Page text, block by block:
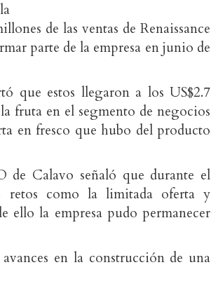
de las ventas de Renaissance
parte de la empresa en junio de
que estos llegaron a los US$2.7
fruta en el segmento de negocios
en fresco que hubo del producto
de Calavo señaló que durante el
retos como la limitada oferta y
ello la empresa pudo permanecer
en la construcción de una